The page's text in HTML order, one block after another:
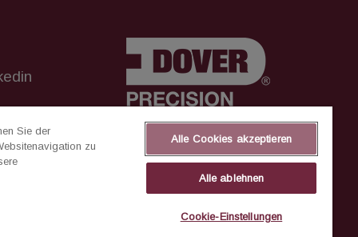
Sie der
zu
Alle Cookies akzeptieren
Alle ablehnen
Cookie-Einstellungen